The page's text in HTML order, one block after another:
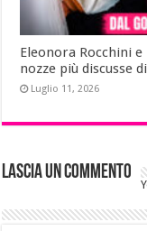
Eleonora Rocchini
nozze più discusse
Luglio 11, 2026
Lascia un commento